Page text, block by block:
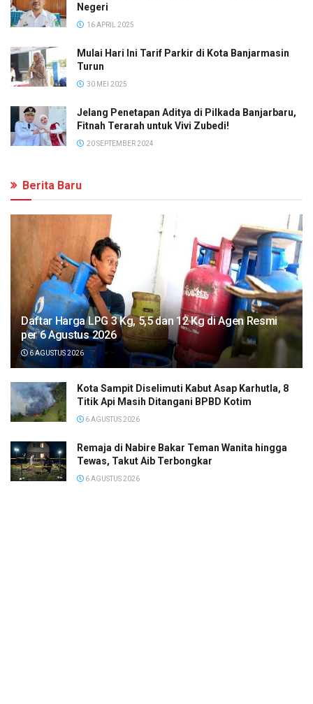
Negeri
16 APRIL 2025
Mulai Hari Ini Tarif Parkir di Kota Banjarmasin
Turun
30 MEI 2025
Jelang Penetapan Aditya di Pilkada Banjarbaru,
Fitnah Terarah untuk Vivi Zubedi!
20 SEPTEMBER 2024
Berita Baru
Daftar Harga LPG 3 Kg, 5,5 dan 12 Kg di Agen Resmi
per 6 Agustus 2026
6 AGUSTUS 2026
Kota Sampit Diselimuti Kabut Asap Karhutla, 8
Titik Api Masih Ditangani BPBD Kotim
6 AGUSTUS 2026
Remaja di Nabire Bakar Teman Wanita hingga
Tewas, Takut Aib Terbongkar
6 AGUSTUS 2026